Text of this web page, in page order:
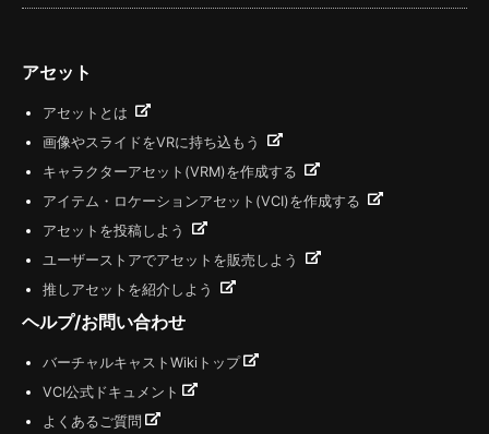
アセット
アセットとは
画像やスライドをVRに持ち込もう
キャラクターアセット(VRM)を作成する
アイテム・ロケーションアセット(VCI)を作成する
アセットを投稿しよう
ユーザーストアでアセットを販売しよう
推しアセットを紹介しよう
ヘルプ/お問い合わせ
バーチャルキャストWikiトップ
VCI公式ドキュメント
よくあるご質問